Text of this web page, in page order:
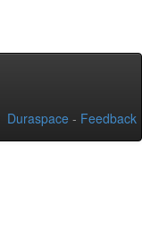
Duraspace - Feedback